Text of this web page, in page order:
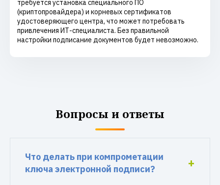
требуется установка специального ПО
(криптопровайдера) и корневых сертификатов
удостоверяющего центра, что может потребовать
привлечения ИТ-специалиста. Без правильной
настройки подписание документов будет невозможно.
Вопросы и ответы
Что делать при компрометации
ключа электронной подписи?